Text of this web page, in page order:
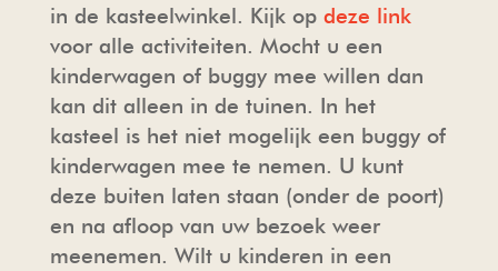
in de kasteelwinkel. Kijk op deze link
voor alle activiteiten. Mocht u een
kinderwagen of buggy mee willen dan
kan dit alleen in de tuinen. In het
kasteel is het niet mogelijk een buggy of
kinderwagen mee te nemen. U kunt
deze buiten laten staan (onder de poort)
en na afloop van uw bezoek weer
meenemen. Wilt u kinderen in een